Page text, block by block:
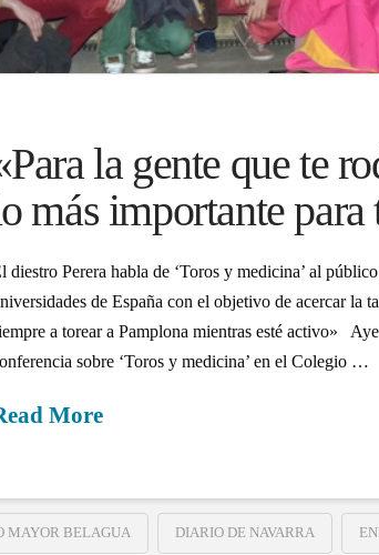
la gente que te
más importante para
diestro Perera habla de ‘Toros y medicina’ al
de España con el objetivo de acercar la
a torear a Pamplona mientras esté activo»
sobre ‘Toros y medicina’ en el Colegio …
More
MAYOR BELAGUA DIARIO DE NAVARRA